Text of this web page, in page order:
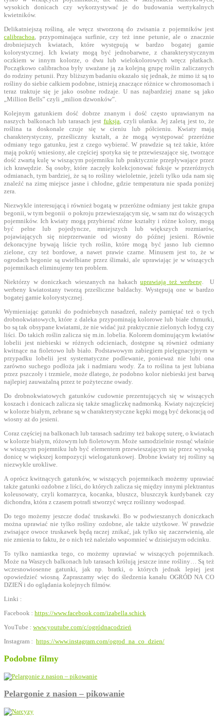
wysokich donicach czy wykorzystywać je do budowania wertykalnych
kwietników.
Delikatniejszą rośliną, ale wręcz stworzoną do zwisania z pojemników jest
calibrachoa , przypominająca surfinie, czy też inne petunie, ale o znacznie
drobniejszych kwiatach, które występują w bardzo bogatej gamie
kolorystycznej. Ich kwiaty mogą być jednobarwne, z charakterystycznym
oczkiem w innym kolorze, o dwu lub wielokolorowych wręcz płatkach.
Początkowo calibrachoa były uważane ją za kolejną grupę roślin zaliczanych
do rodziny petunii. Przy bliższym badaniu okazało się jednak, że mimo iż są to
rośliny do siebie całkiem podobne, istnieją znaczące różnice w chromosomach i
teraz traktuje się je jako osobne rodzaje. U nas najbardziej znane są jako
„Million Bells” czyli „milion dzwonków”.
Kolejnym gatunkiem dość dobrze znanym i dość często uprawianym na
naszych balkonach lub tarasach jest fuksja , czyli ułanka. Jej zaletą jest to, że
roślina ta doskonale czuje się w cieniu lub półcieniu. Kwiaty mają
charakterystyczny, prześliczny kształt, a że mogą występować przeróżne
odmiany tego gatunku, jest z czego wybierać. W prawdzie są też takie, które
mają pokrój wniesiony, ale częściej spotyka się te przewieszające się, tworzące
dość zwartą kulę w wiszącym pojemniku lub praktycznie przepływające przez
ich krawędzie. Są osoby, które zaczęły kolekcjonować fuksje w przeróżnych
odmianach, tym bardziej, że są to rośliny wieloletnie, jeżeli tylko uda nam się
znaleźć na zimę miejsce jasne i chłodne, gdzie temperatura nie spada poniżej
zera.
Niezwykle interesującą i również bogatą w przeróżne odmiany jest także grupa
begonii, w tym begonii o pokroju przewieszającym się, w sam raz do wiszących
pojemników. Ich kwiaty mogą przybierać różne kształty i różne kolory, mogą
być pełne lub pojedyncze, mniejszych lub większych rozmiarów,
pojawiających się nieprzerwanie od wiosny do późnej jesieni. Równie
dekoracyjne bywają liście tych roślin, które mogą być jasno lub ciemno
zielone, czy też bordowe, a nawet prawie czarne. Minusem jest to, że w
ogrodach begonie są uwielbiane przez ślimaki, ale uprawiając je w wiszących
pojemnikach eliminujemy ten problem.
Niektórzy w doniczkach wieszanych na hakach uprawiają też werbenę . U
werbeny kwiatostany tworzą prześliczne baldachy. Występują one w bardzo
bogatej gamie kolorystycznej.
Wymieniając gatunki do podniebnych nasadzeń, należy pamiętać też o tych
drobnokwiatowych, które z daleka przypominają kolorowe lub białe chmurki,
bo są tak obsypane kwiatami, że nie widać już praktycznie zielonych łodyg czy
liści. Do takich roślin zalicza się m.in. lobelia. Kolorem dominującym kwiatów
lobelii jest niebieski w różnych odcieniach, dostępne są również odmiany
kwitnące na fioletowo lub biało. Podstawowym zabiegiem pielęgnacyjnym w
przypadku lobelii jest systematyczne podlewanie, ponieważ nie lubi ona
zarówno suchego podłoża jak i nadmiaru wody. Za to roślina ta jest lubiana
przez pszczoły i trzmiele, może dlatego, że podobno kolor niebieski jest barwą
najlepiej zauważalną przez te pożyteczne owady.
Do drobnokwiatowych gatunków cudownie prezentujących się w wiszących
koszach i donicach zalicza się także smagliczkę nadmorską. Kwiaty najczęściej
w kolorze białym, zebrane są w charakterystyczne kępki mogą być dekoracją od
wiosny aż do jesieni.
Coraz częściej na balkonach lub tarasach sadzimy też bakopę suterę, o kwiatach
w kolorze białym, różowym lub fioletowym. Może samodzielnie rosnąć właśnie
w wiszącym pojemniku lub być elementem przewieszającym się przez wysoką
donicę w większej kompozycji wielogatunkowej. Drobne kwiaty tej rośliny są
niezwykle urokliwe.
A oprócz kwitnących gatunków, w wiszących pojemnikach możemy uprawiać
także gatunki ozdobne z liści, do których zalicza się między innymi plektrantus
koleusowaty, czyli komarzyca, kocanka, bluszcz, bluszczyk kurdybanek czy
dichondra, która z czasem potrafi stworzyć wręcz roślinny wodospad.
Do tego możemy jeszcze dodać truskawki. Bo w podwieszanych doniczkach
można uprawiać nie tylko rośliny ozdobne, ale także użytkowe. W prawdzie
zwisające owoce truskawek będą raczej znikać, jak tylko się zaczerwienią, ale
nie zmienia to faktu, że o nich też należało wspomnieć w dzisiejszym odcinku.
To tylko namiastka tego, co możemy uprawiać w wiszących pojemnikach.
Może na Waszych balkonach lub tarasach królują jeszcze inne rośliny… Są też
wczesnowiosenne gatunki, jak np. bratki, o których jednak lepiej jest
opowiedzieć wiosną. Zapraszamy więc do śledzenia kanału OGRÓD NA CO
DZIEŃ i do oglądania kolejnych filmów.
Linki :
Facebook : https://www.facebook.com/izabella.schick
YouTube : www.youtube.com/c/ogródnacodzień
Instagram : https://www.instagram.com/ogrod_na_co_dzien/
Podobne filmy
Pelargonie z nasion – pikowanie